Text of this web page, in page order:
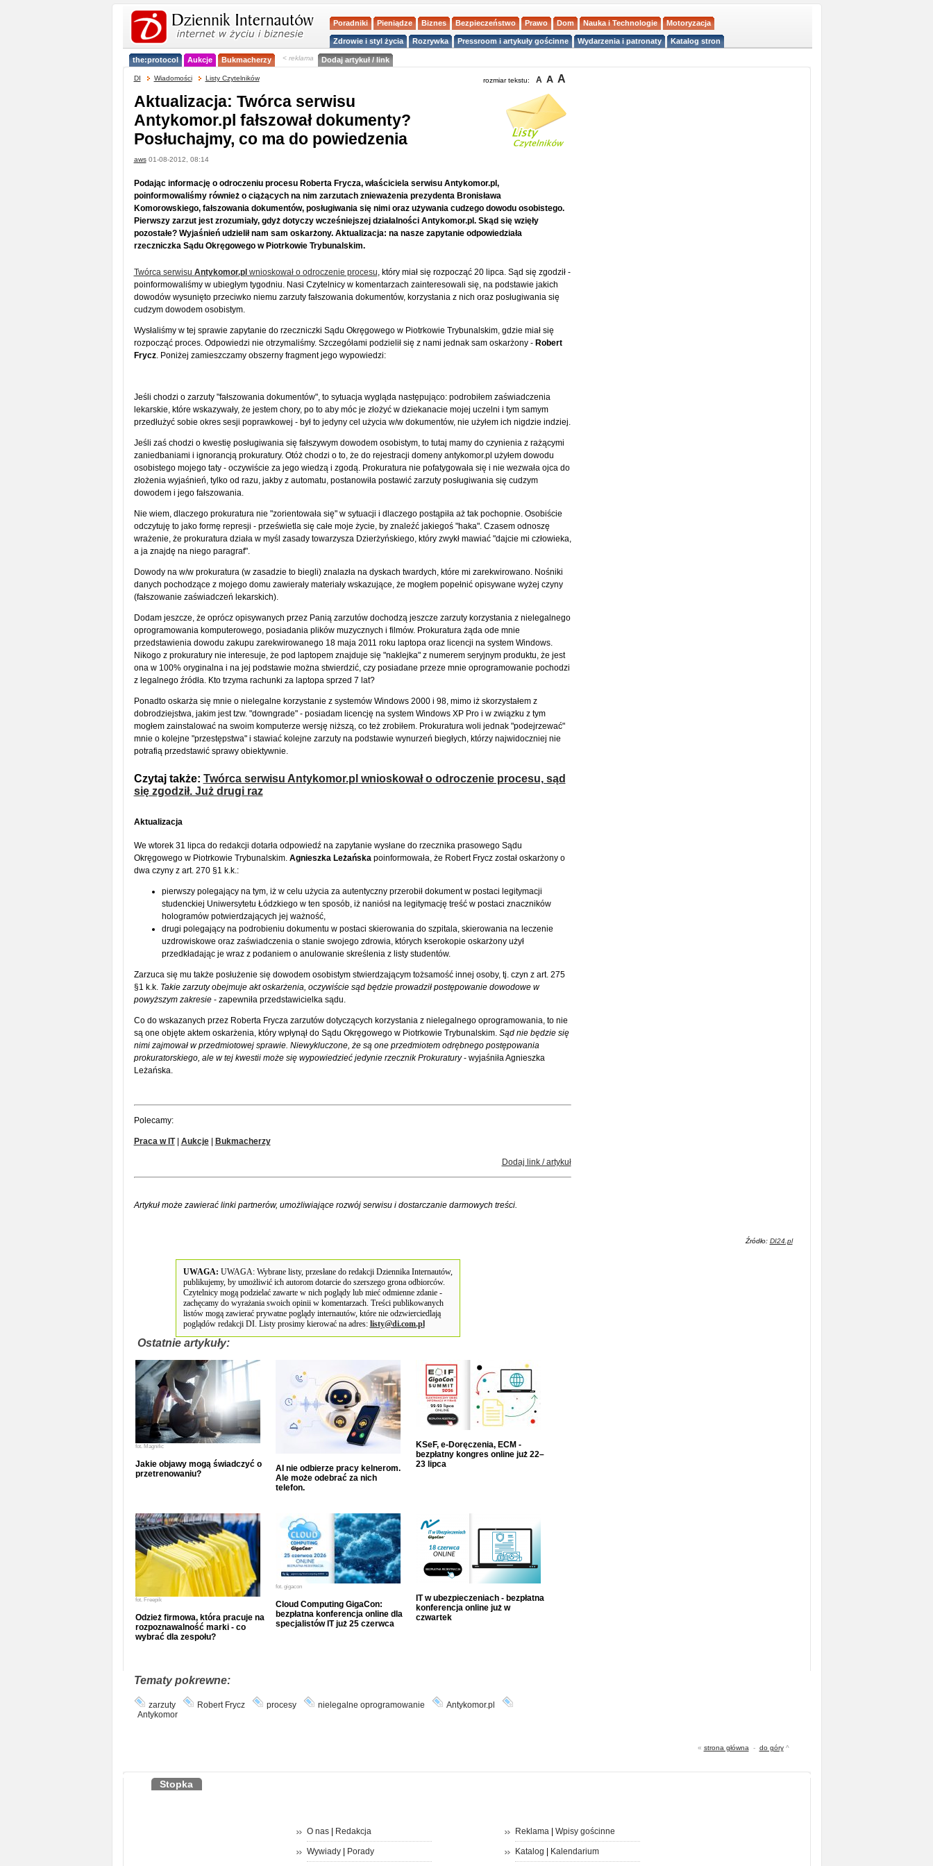
Poradniki Pieniądze Biznes Bezpieczeństwo Prawo Dom Nauka i Technologie Motoryzacja
Zdrowie i styl życia Rozrywka Pressroom i artykuły gościnne Wydarzenia i patronaty Katalog stron
the:protocol Aukcje Bukmacherzy < reklama Dodaj artykuł / link
DI Wiadomości Listy Czytelników rozmiar tekstu: A A A
Aktualizacja: Twórca serwisu
Antykomor.pl fałszował dokumenty?
Posłuchajmy, co ma do powiedzenia
aws01-08-2012, 08:14
Podając informację o odroczeniu procesu Roberta Frycza, właściciela serwisu Antykomor.pl,
poinformowaliśmy również o ciążących na nim zarzutach znieważenia prezydenta Bronisława
Komorowskiego, fałszowania dokumentów, posługiwania się nimi oraz używania cudzego dowodu osobistego.
Pierwszy zarzut jest zrozumiały, gdyż dotyczy wcześniejszej działalności Antykomor.pl. Skąd się wzięły
pozostałe? Wyjaśnień udzielił nam sam oskarżony. Aktualizacja: na nasze zapytanie odpowiedziała
rzeczniczka Sądu Okręgowego w Piotrkowie Trybunalskim.
Twórca serwisu Antykomor.pl wnioskował o odroczenie procesu, który miał się rozpocząć 20 lipca. Sąd się zgodził -
poinformowaliśmy w ubiegłym tygodniu. Nasi Czytelnicy w komentarzach zainteresowali się, na podstawie jakich
dowodów wysunięto przeciwko niemu zarzuty fałszowania dokumentów, korzystania z nich oraz posługiwania się
cudzym dowodem osobistym.
Wysłaliśmy w tej sprawie zapytanie do rzeczniczki Sądu Okręgowego w Piotrkowie Trybunalskim, gdzie miał się
rozpocząć proces. Odpowiedzi nie otrzymaliśmy. Szczegółami podzielił się z nami jednak sam oskarżony - Robert
Frycz. Poniżej zamieszczamy obszerny fragment jego wypowiedzi:
Jeśli chodzi o zarzuty "fałszowania dokumentów", to sytuacja wygląda następująco: podrobiłem zaświadczenia
lekarskie, które wskazywały, że jestem chory, po to aby móc je złożyć w dziekanacie mojej uczelni i tym samym
przedłużyć sobie okres sesji poprawkowej - był to jedyny cel użycia w/w dokumentów, nie użyłem ich nigdzie indziej.
Jeśli zaś chodzi o kwestię posługiwania się fałszywym dowodem osobistym, to tutaj mamy do czynienia z rażącymi
zaniedbaniami i ignorancją prokuratury. Otóż chodzi o to, że do rejestracji domeny antykomor.pl użyłem dowodu
osobistego mojego taty - oczywiście za jego wiedzą i zgodą. Prokuratura nie pofatygowała się i nie wezwała ojca do
złożenia wyjaśnień, tylko od razu, jakby z automatu, postanowiła postawić zarzuty posługiwania się cudzym
dowodem i jego fałszowania.
Nie wiem, dlaczego prokuratura nie "zorientowała się" w sytuacji i dlaczego postąpiła aż tak pochopnie. Osobiście
odczytuję to jako formę represji - prześwietla się całe moje życie, by znaleźć jakiegoś "haka". Czasem odnoszę
wrażenie, że prokuratura działa w myśl zasady towarzysza Dzierżyńskiego, który zwykł mawiać "dajcie mi człowieka,
a ja znajdę na niego paragraf".
Dowody na w/w prokuratura (w zasadzie to biegli) znalazła na dyskach twardych, które mi zarekwirowano. Nośniki
danych pochodzące z mojego domu zawierały materiały wskazujące, że mogłem popełnić opisywane wyżej czyny
(fałszowanie zaświadczeń lekarskich).
Dodam jeszcze, że oprócz opisywanych przez Panią zarzutów dochodzą jeszcze zarzuty korzystania z nielegalnego
oprogramowania komputerowego, posiadania plików muzycznych i filmów. Prokuratura żąda ode mnie
przedstawienia dowodu zakupu zarekwirowanego 18 maja 2011 roku laptopa oraz licencji na system Windows.
Nikogo z prokuratury nie interesuje, że pod laptopem znajduje się "naklejka" z numerem seryjnym produktu, że jest
ona w 100% oryginalna i na jej podstawie można stwierdzić, czy posiadane przeze mnie oprogramowanie pochodzi
z legalnego źródła. Kto trzyma rachunki za laptopa sprzed 7 lat?
Ponadto oskarża się mnie o nielegalne korzystanie z systemów Windows 2000 i 98, mimo iż skorzystałem z
dobrodziejstwa, jakim jest tzw. "downgrade" - posiadam licencję na system Windows XP Pro i w związku z tym
mogłem zainstalować na swoim komputerze wersję niższą, co też zrobiłem. Prokuratura woli jednak "podejrzewać"
mnie o kolejne "przestępstwa" i stawiać kolejne zarzuty na podstawie wynurzeń biegłych, którzy najwidoczniej nie
potrafią przedstawić sprawy obiektywnie.
Czytaj także: Twórca serwisu Antykomor.pl wnioskował o odroczenie procesu, sąd
się zgodził. Już drugi raz
Aktualizacja
We wtorek 31 lipca do redakcji dotarła odpowiedź na zapytanie wysłane do rzecznika prasowego Sądu
Okręgowego w Piotrkowie Trybunalskim. Agnieszka Leżańskapoinformowała, że Robert Frycz został oskarżony o
dwa czyny z art. 270 §1 k.k.:
pierwszy polegający na tym, iż w celu użycia za autentyczny przerobił dokument w postaci legitymacji
studenckiej Uniwersytetu Łódzkiego w ten sposób, iż naniósł na legitymację treść w postaci znaczników
hologramów potwierdzających jej ważność,
drugi polegający na podrobieniu dokumentu w postaci skierowania do szpitala, skierowania na leczenie
uzdrowiskowe oraz zaświadczenia o stanie swojego zdrowia, których kserokopie oskarżony użył
przedkładając je wraz z podaniem o anulowanie skreślenia z listy studentów.
Zarzuca się mu także posłużenie się dowodem osobistym stwierdzającym tożsamość innej osoby, tj. czyn z art. 275
§1 k.k. Takie zarzuty obejmuje akt oskarżenia, oczywiście sąd będzie prowadził postępowanie dowodowe w
powyższym zakresie- zapewniła przedstawicielka sądu.
Co do wskazanych przez Roberta Frycza zarzutów dotyczących korzystania z nielegalnego oprogramowania, to nie
są one objęte aktem oskarżenia, który wpłynął do Sądu Okręgowego w Piotrkowie Trybunalskim. Sąd nie będzie się
nimi zajmował w przedmiotowej sprawie. Niewykluczone, że są one przedmiotem odrębnego postępowania
prokuratorskiego, ale w tej kwestii może się wypowiedzieć jedynie rzecznik Prokuratury- wyjaśniła Agnieszka
Leżańska.
Polecamy:
Praca w IT| Aukcje| Bukmacherzy
Dodaj link / artykuł
Artykuł może zawierać linki partnerów, umożliwiające rozwój serwisu i dostarczanie darmowych treści.
Źródło: DI24.pl
UWAGA: UWAGA: Wybrane listy, przesłane do redakcji Dziennika Internautów,
publikujemy, by umożliwić ich autorom dotarcie do szerszego grona odbiorców.
Czytelnicy mogą podzielać zawarte w nich poglądy lub mieć odmienne zdanie -
zachęcamy do wyrażania swoich opinii w komentarzach. Treści publikowanych
listów mogą zawierać prywatne poglądy internautów, które nie odzwierciedlają
poglądów redakcji DI. Listy prosimy kierować na adres: listy@di.com.pl
Ostatnie artykuły:
fot. Magnific
Jakie objawy mogą świadczyć o
przetrenowaniu?
AI nie odbierze pracy kelnerom.
Ale może odebrać za nich
telefon.
KSeF, e-Doręczenia, ECM -
bezpłatny kongres online już 22–
23 lipca
fot. Freepik
Odzież firmowa, która pracuje na
rozpoznawalność marki - co
wybrać dla zespołu?
fot. gigacon
Cloud Computing GigaCon:
bezpłatna konferencja online dla
specjalistów IT już 25 czerwca
IT w ubezpieczeniach - bezpłatna
konferencja online już w
czwartek
Tematy pokrewne:
zarzuty Robert Frycz procesy nielegalne oprogramowanie
Antykomor.pl
Antykomor
« strona główna - do góry^
Stopka
O nas| Redakcja
Wywiady| Porady
Reklama| Wpisy gościnne
Katalog Kalendarium